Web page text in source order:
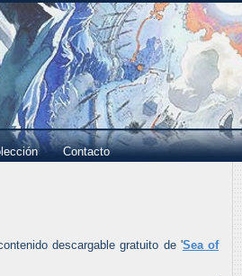
Contacto
descargable gratuito de 'Sea of